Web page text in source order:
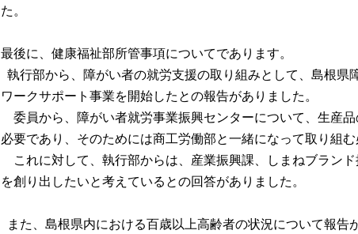
た。
最後に、健康福祉部所管事項についてであります。
執行部から、障がい者の就労支援の取り組みとして、島根県
ワークサポート事業を開始したとの報告がありました。
委員から、障がい者就労事業振興センターについて、生産
必要であり、そのためには商工労働部と一緒になって取り組
これに対して、執行部からは、産業振興課、しまねブラン
を創り出したいと考えているとの回答がありました。
また、島根県内における百歳以上高齢者の状況について報